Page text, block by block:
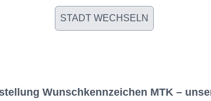
STADT WECHSELN
Wunschkennzeichen MTK –